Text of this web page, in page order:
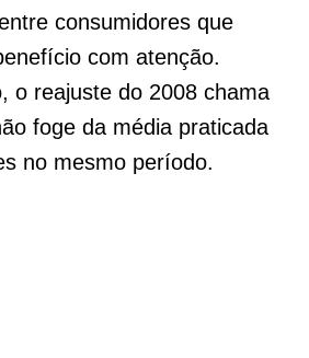
consumidores que
com atenção.
o reajuste do 2008 chama
foge da média praticada
no mesmo período.